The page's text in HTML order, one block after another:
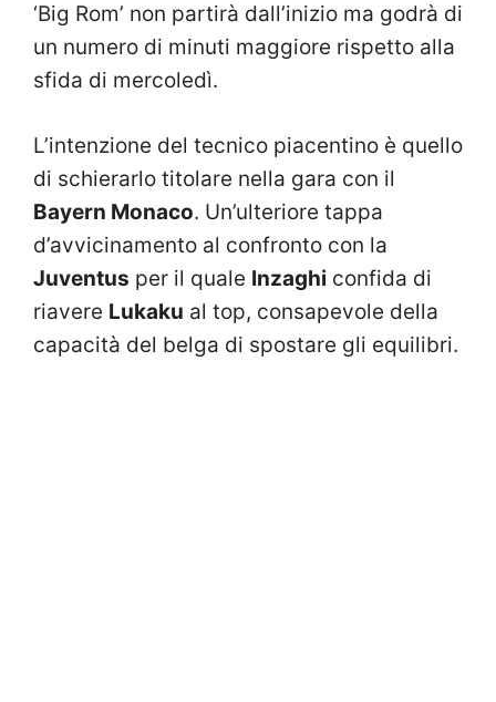
‘Big Rom’ non partirà dall’inizio ma godrà di
un numero di minuti maggiore rispetto alla
sfida di mercoledì.
L’intenzione del tecnico piacentino è quello
di schierarlo titolare nella gara con il
Bayern Monaco. Un’ulteriore tappa
d’avvicinamento al confronto con la
Juventus per il quale Inzaghi confida di
riavere Lukaku al top, consapevole della
capacità del belga di spostare gli equilibri.